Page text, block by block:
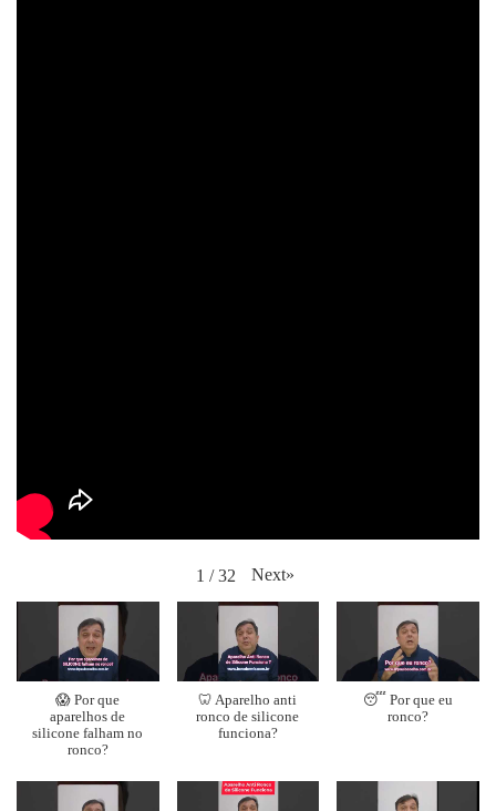
1 / 32 Next»
😱 Por que
aparelhos de
silicone falham no
ronco?
🦷 Aparelho anti
ronco de silicone
funciona?
😴 Por que eu
ronco?